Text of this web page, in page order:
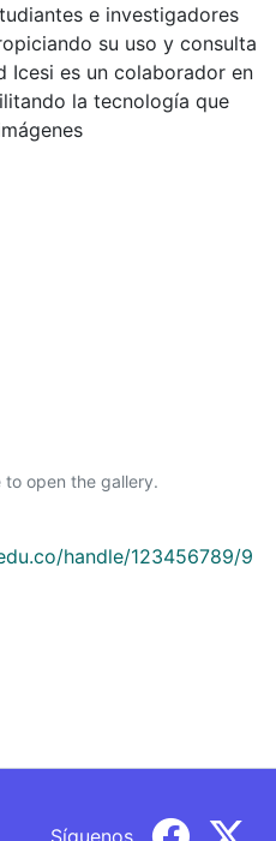
e investigadores
su uso y consulta
Icesi es un colaborador en
la tecnología que
to open the gallery.
handle/123456789/9
Síguenos